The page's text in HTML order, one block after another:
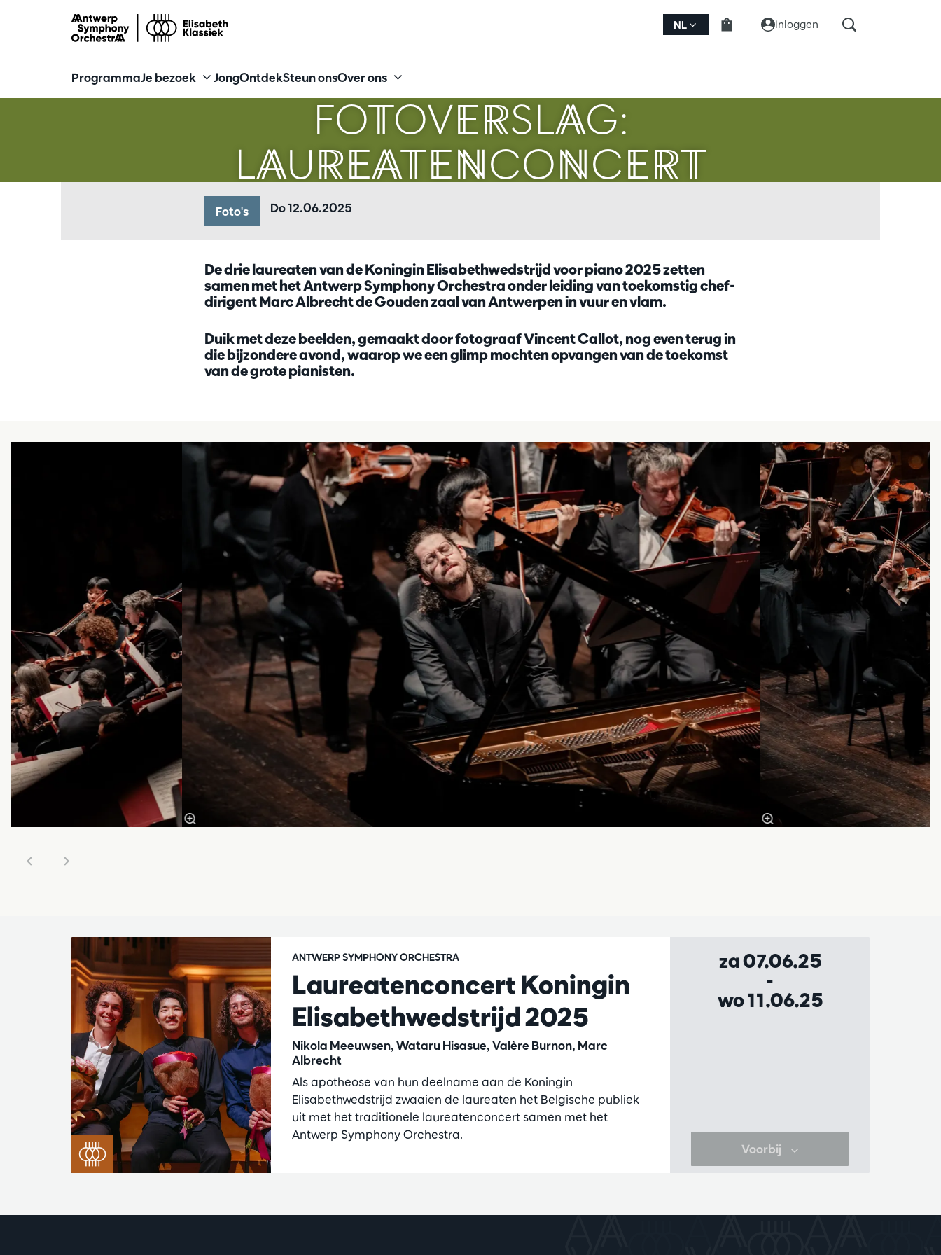
NL Inloggen
ProgrammaJe bezoek JongOntdekSteun onsOver ons
FOTOVERSLAG:
LAUREATENCONCERT
Foto's Do 12.06.2025
De drie laureaten van de Koningin Elisabethwedstrijd voor piano 2025 zetten
samen met het Antwerp Symphony Orchestra onder leiding van toekomstig chef-
dirigent Marc Albrecht de Gouden zaal van Antwerpen in vuur en vlam.
Duik met deze beelden, gemaakt door fotograaf Vincent Callot, nog even terug in
die bijzondere avond, waarop we een glimp mochten opvangen van de toekomst
van de grote pianisten.
Laureatenconcert Koningin
Elisabethwedstrijd 2025
Nikola Meeuwsen, Wataru Hisasue, Valère Burnon, Marc
Albrecht
ANTWERP SYMPHONY ORCHESTRA
Als apotheose van hun deelname aan de Koningin
Elisabethwedstrijd zwaaien de laureaten het Belgische publiek
uit met het traditionele laureatenconcert samen met het
Antwerp Symphony Orchestra.
za 07.06.25
-
wo 11.06.25
Voorbij